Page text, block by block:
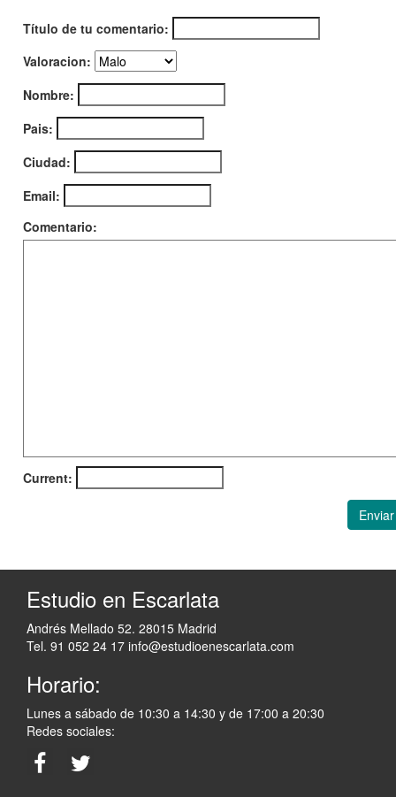
Título de tu comentario:
Valoracion:
Nombre:
Pais:
Ciudad:
Email:
Comentario:
Current:
Enviar
Estudio en Escarlata
Andrés Mellado 52. 28015 Madrid
Tel. 91 052 24 17 info@estudioenescarlata.com
Horario:
Lunes a sábado de 10:30 a 14:30 y de 17:00 a 20:30
Redes sociales: